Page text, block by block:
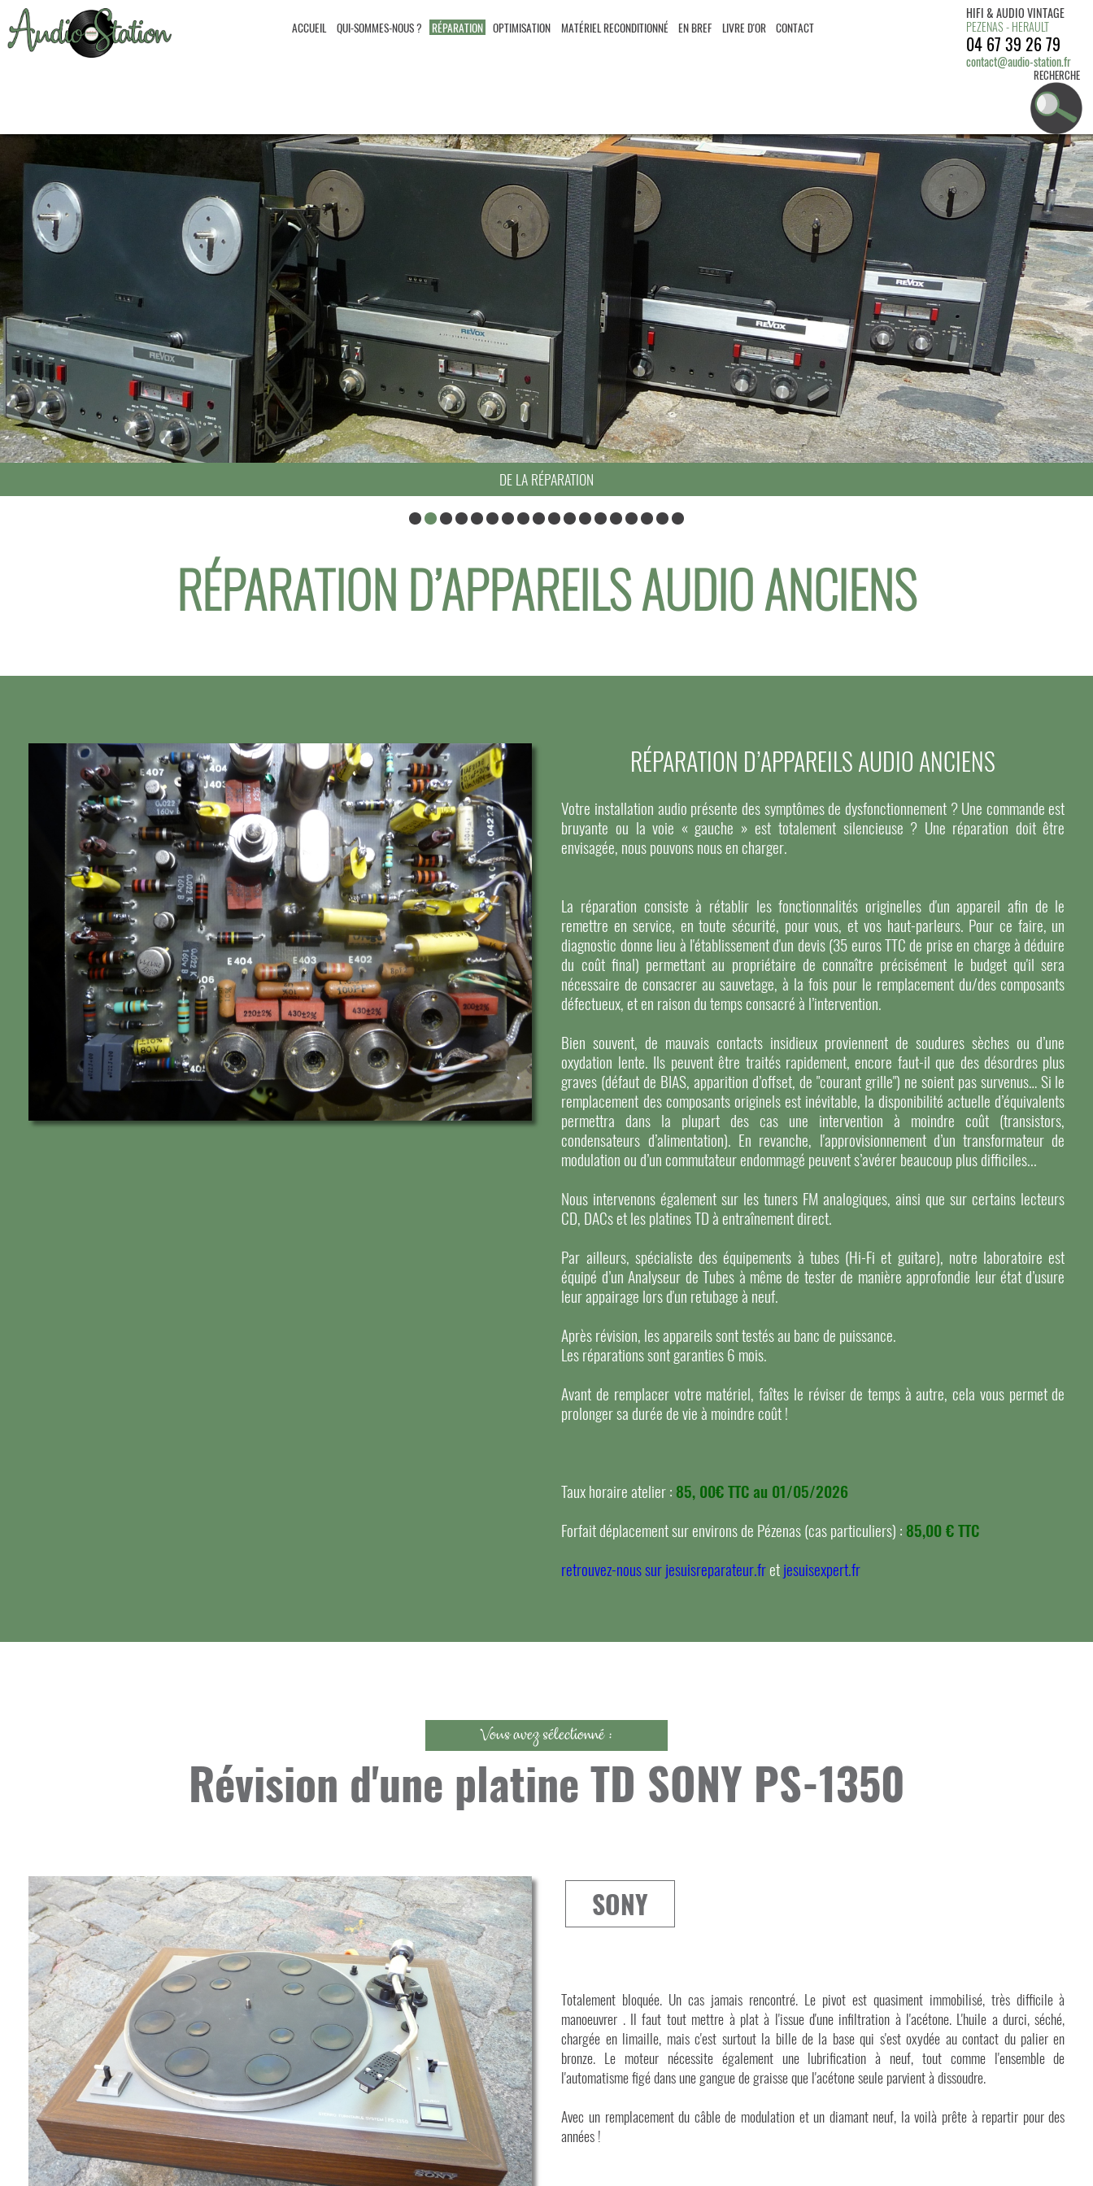
ACCUEIL QUI-SOMMES-NOUS ? RÉPARATION OPTIMISATION MATÉRIEL RECONDITIONNÉ EN BREF LIVRE D'OR CONTACT
HIFI & AUDIO VINTAGE
PEZENAS - HERAULT
04 67 39 26 79
contact@audio-station.fr
RECHERCHE
DE LA RÉPARATION
RÉPARATION D’APPAREILS AUDIO ANCIENS
RÉPARATION D’APPAREILS AUDIO ANCIENS
Votre installation audio présente des symptômes de dysfonctionnement ? Une commande est
bruyante ou la voie « gauche » est totalement silencieuse ? Une réparation doit être
envisagée, nous pouvons nous en charger.
La réparation consiste à rétablir les fonctionnalités originelles d'un appareil afin de le
remettre en service, en toute sécurité, pour vous, et vos haut-parleurs. Pour ce faire, un
diagnostic donne lieu à l'établissement d'un devis (35 euros TTC de prise en charge à déduire
du coût final) permettant au propriétaire de connaître précisément le budget qu'il sera
nécessaire de consacrer au sauvetage, à la fois pour le remplacement du/des composants
défectueux, et en raison du temps consacré à l’intervention.
Bien souvent, de mauvais contacts insidieux proviennent de soudures sèches ou d’une
oxydation lente. Ils peuvent être traités rapidement, encore faut-il que des désordres plus
graves (défaut de BIAS, apparition d’offset, de "courant grille") ne soient pas survenus… Si le
remplacement des composants originels est inévitable, la disponibilité actuelle d’équivalents
permettra dans la plupart des cas une intervention à moindre coût (transistors,
condensateurs d’alimentation). En revanche, l'approvisionnement d’un transformateur de
modulation ou d’un commutateur endommagé peuvent s’avérer beaucoup plus difficiles...
Nous intervenons également sur les tuners FM analogiques, ainsi que sur certains lecteurs
CD, DACs et les platines TD à entraînement direct.
Par ailleurs, spécialiste des équipements à tubes (Hi-Fi et guitare), notre laboratoire est
équipé d’un Analyseur de Tubes à même de tester de manière approfondie leur état d’usure
leur appairage lors d'un retubage à neuf.
Après révision, les appareils sont testés au banc de puissance.
Les réparations sont garanties 6 mois.
Avant de remplacer votre matériel, faîtes le réviser de temps à autre, cela vous permet de
prolonger sa durée de vie à moindre coût !
Taux horaire atelier : 85, 00€ TTC au 01/05/2026
Forfait déplacement sur environs de Pézenas (cas particuliers) : 85,00 € TTC
retrouvez-nous sur jesuisreparateur.fretjesuisexpert.fr
Vous avez sélectionné :
Révision d'une platine TD SONY PS-1350
SONY
Totalement bloquée. Un cas jamais rencontré. Le pivot est quasiment immobilisé, très difficile à
manoeuvrer . Il faut tout mettre à plat à l'issue d'une infiltration à l'acétone. L'huile a durci, séché,
chargée en limaille, mais c'est surtout la bille de la base qui s'est oxydée au contact du palier en
bronze. Le moteur nécessite également une lubrification à neuf, tout comme l'ensemble de
l'automatisme figé dans une gangue de graisse que l'acétone seule parvient à dissoudre.
Avec un remplacement du câble de modulation et un diamant neuf, la voilà prête à repartir pour des
années !